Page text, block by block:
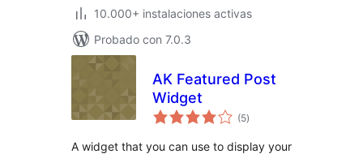
10.000+ instalaciones activas
Probado con 7.0.3
AK Featured Post
Widget
(5total
de
)
A widget that you can use to display your